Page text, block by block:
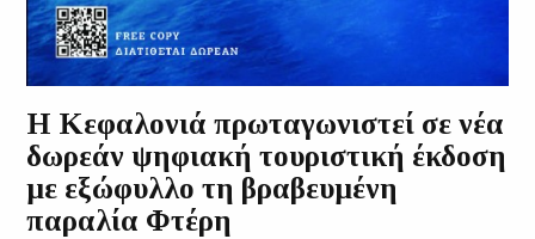
Η Κεφαλονιά πρωταγωνιστεί σε νέα
δωρεάν ψηφιακή τουριστική έκδοση
με εξώφυλλο τη βραβευμένη
παραλία Φτέρη